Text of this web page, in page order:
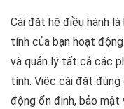
Cài đặt hệ điều hành
tính của bạn hoạt
và quản lý tất cả các
tính. Việc cài đặt
động ổn định, bảo mật